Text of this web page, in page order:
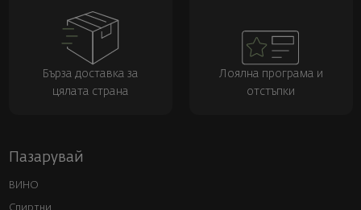
Бърза доставка за
цялата страна
Лоялна програма и
отстъпки
Пазарувай
ВИНО